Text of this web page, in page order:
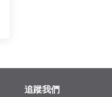
追蹤我們